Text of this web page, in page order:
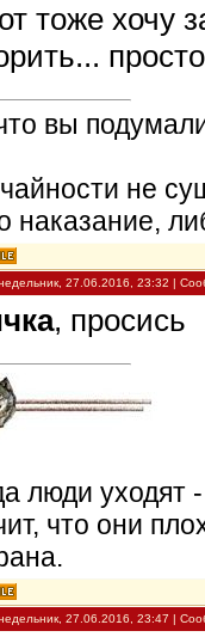
тоже хочу
вы
не
наказание,
27.06.2016, 23:32 |
, просись
люди уходят
что они
27.06.2016, 23:47 |